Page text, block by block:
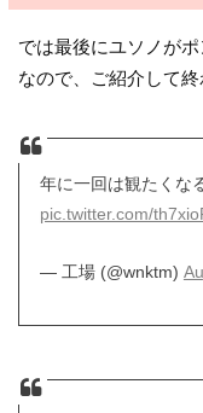
では最後にユソノが
なので、ご紹介して終
年に一回は観たくな
pic.twitter.com/
— 工場 (@wnktm)